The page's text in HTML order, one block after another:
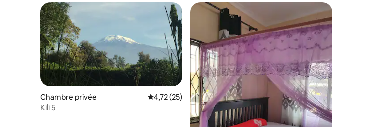
Chambre privée Évaluation moyenne sur la base de 25 commentaires : 4,72 sur 5
4,72 (25)
Kili 5